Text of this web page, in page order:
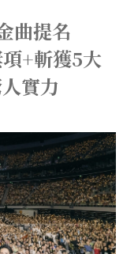
曲提名
+斬獲5大
實力